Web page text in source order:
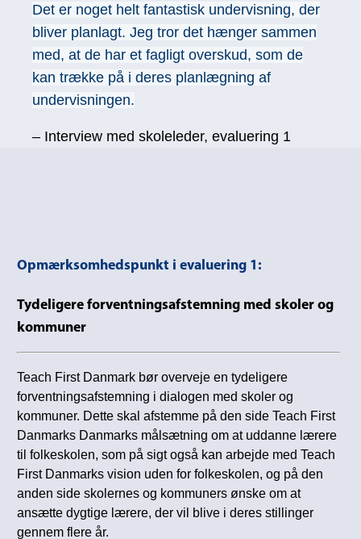
Det er noget helt fantastisk undervisning, der
bliver planlagt. Jeg tror det hænger sammen
med, at de har et fagligt overskud, som de
kan trække på i deres planlægning af
undervisningen.
– Interview med skoleleder, evaluering 1
Opmærksomhedspunkt i evaluering 1:
Tydeligere forventningsafstemning med skoler og
kommuner
Teach First Danmark bør overveje en tydeligere
forventningsafstemning i dialogen med skoler og
kommuner. Dette skal afstemme på den side Teach First
Danmarks Danmarks målsætning om at uddanne lærere
til folkeskolen, som på sigt også kan arbejde med Teach
First Danmarks vision uden for folkeskolen, og på den
anden side skolernes og kommuners ønske om at
ansætte dygtige lærere, der vil blive i deres stillinger
gennem flere år.